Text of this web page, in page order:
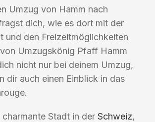
Umzug von Hamm nach
dich, wie es dort mit der
und den Freizeitmöglichkeiten
Umzugskönig Pfaff Hamm
nicht nur bei deinem Umzug,
dir auch einen Einblick in das
charmante Stadt in der Schweiz,